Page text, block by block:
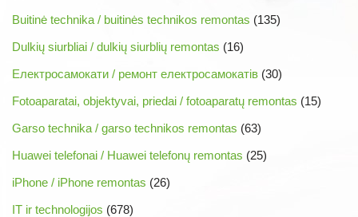
Buitinė technika / buitinės technikos remontas (135)
Dulkių siurbliai / dulkių siurblių remontas (16)
Електросамокати / ремонт електросамокатів (30)
Fotoaparatai, objektyvai, priedai / fotoaparatų remontas (15)
Garso technika / garso technikos remontas (63)
Huawei telefonai / Huawei telefonų remontas (25)
iPhone / iPhone remontas (26)
IT ir technologijos (678)